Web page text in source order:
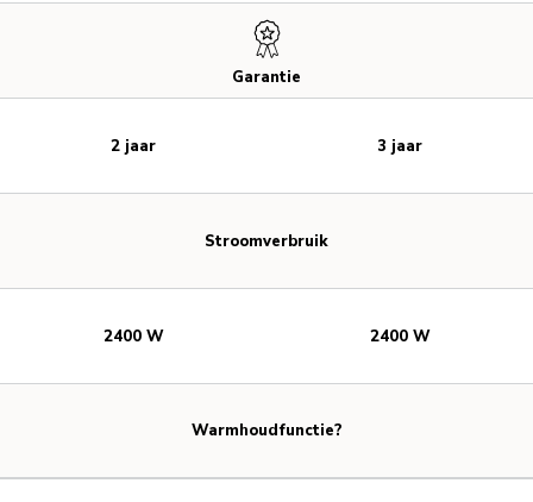
Garantie
Stroomverbruik
Warmhoudfunctie?
2 jaar
2400 W
3 jaar
2400 W